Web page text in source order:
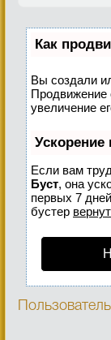
Как
Вы создали
Продвижение
увеличение
Ускорение
Если вам
Буст, она
первых 7
бустер